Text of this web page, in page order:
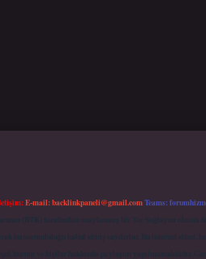
E-mail:backlinkpaneli@gmail.comTeams:
(BTK) tarafından onaylanmış bir Yer Sağlayıcı